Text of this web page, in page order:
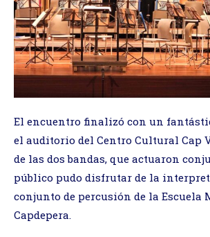
El encuentro finalizó con un
el auditorio del Centro Cultural Cap
de las dos bandas, que actuaron
público pudo disfrutar de la
conjunto de percusión de la Escuela
Capdepera.